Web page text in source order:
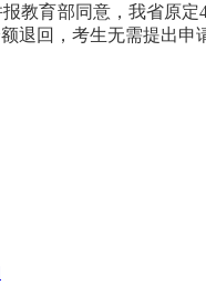
教育部同意，我省原
退回，考生无需提出申